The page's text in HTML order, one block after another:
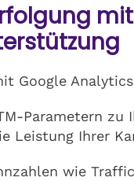
Google
Parametern
Leistung Ihrer
wie